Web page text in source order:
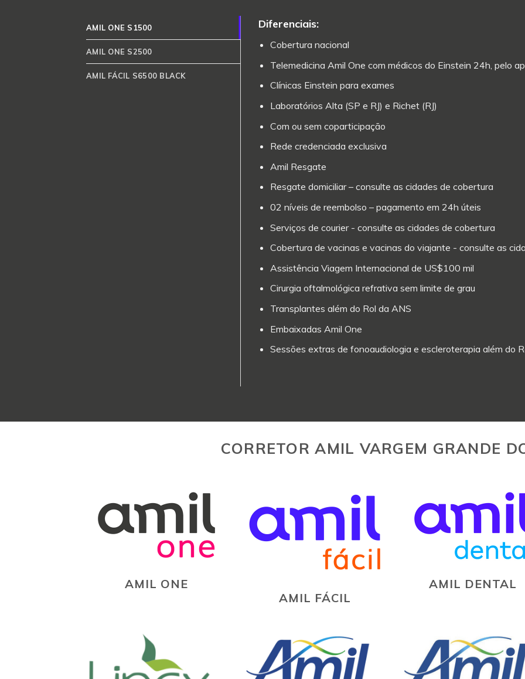
AMIL ONE S1500
AMIL ONE S2500
AMIL FÁCIL S6500 BLACK
Diferenciais:
Cobertura nacional
Telemedicina Amil One com médicos do Einstein 24h, pelo
Clínicas Einstein para exames
Laboratórios Alta (SP e RJ) e Richet (RJ)
Com ou sem coparticipação
Rede credenciada exclusiva
Amil Resgate
Resgate domiciliar – consulte as cidades de cobertura
02 níveis de reembolso – pagamento em 24h úteis
Serviços de courier - consulte as cidades de cobertura
Cobertura de vacinas e vacinas do viajante - consulte as
Assistência Viagem Internacional de US$100 mil
Cirurgia oftalmológica refrativa sem limite de grau
Transplantes além do Rol da ANS
Embaixadas Amil One
Sessões extras de fonoaudiologia e escleroterapia além do
CORRETOR AMIL VARGEM GRANDE
AMIL ONE
AMIL FÁCIL
AMIL DENTAL